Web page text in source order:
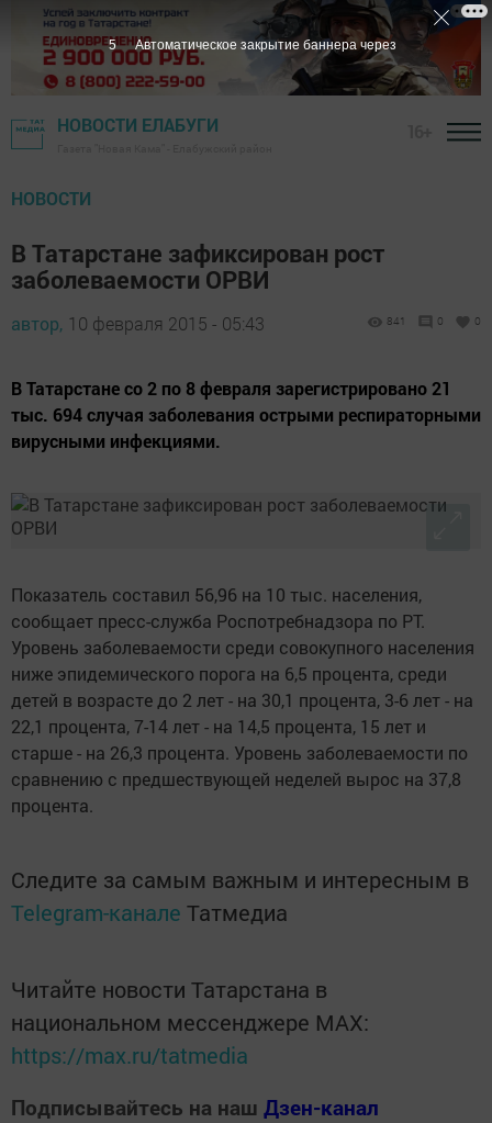
НОВОСТИ ЕЛАБУГИ
НОВОСТИ
В Татарстане зафиксирован рост
заболеваемости ОРВИ
автор, 10 февраля 2015 - 05:43 841 0 0
В Татарстане со 2 по 8 февраля зарегистрировано 21
тыс. 694 случая заболевания острыми респираторными
вирусными инфекциями.
Показатель составил 56,96 на 10 тыс. населения,
сообщает пресс-служба Роспотребнадзора по РТ.
Уровень заболеваемости среди совокупного населения
ниже эпидемического порога на 6,5 процента, среди
детей в возрасте до 2 лет - на 30,1 процента, 3-6 лет - на
22,1 процента, 7-14 лет - на 14,5 процента, 15 лет и
старше - на 26,3 процента. Уровень заболеваемости по
сравнению с предшествующей неделей вырос на 37,8
процента.
Следите за самым важным и интересным в
Telegram-канале Татмедиа
Читайте новости Татарстана в
национальном мессенджере MАХ:
https://max.ru/tatmedia
Подписывайтесь на наш Дзен-канал
4 Автоматическое закрытие баннера через